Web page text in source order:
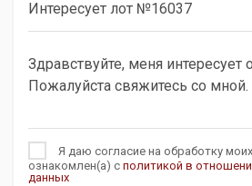
Я даю согласие на обработку
ознакомлен(а) с политикой в
данных